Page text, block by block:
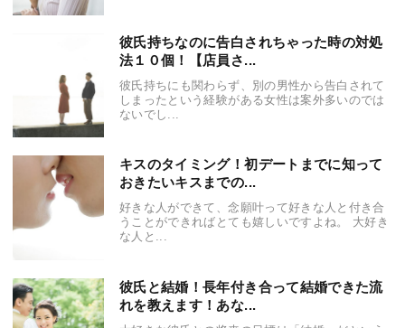
彼氏持ちなのに告白されちゃった時の対処
法１０個！【店員さ...
彼氏持ちにも関わらず、別の男性から告白されて
しまったという経験がある女性は案外多いのでは
ないでし...
キスのタイミング！初デートまでに知って
おきたいキスまでの...
好きな人ができて、念願叶って好きな人と付き合
うことができればとても嬉しいですよね。 大好き
な人と...
彼氏と結婚！長年付き合って結婚できた流
れを教えます！あな...